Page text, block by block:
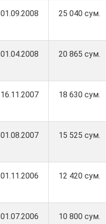
01.09.2008 25 040 сум.
01.04.2008 20 865 сум.
16.11.2007 18 630 сум.
01.08.2007 15 525 сум.
01.11.2006 12 420 сум.
01.07.2006 10 800 сум.